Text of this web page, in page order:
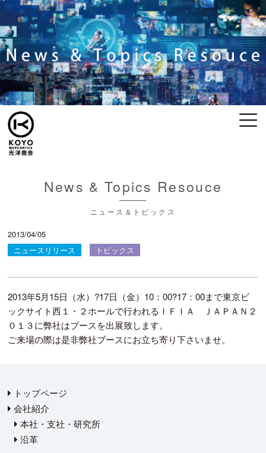
News & Topics Resouce
ニュース＆トピックス
2013/04/05
ニュースリリース
トピックス
2013年5月15日（水）?17日（金）10：00?17：00まで東京ビ
ックサイト西１・２ホールで行われるＩＦＩＡ ＪＡＰＡＮ２
０１３に弊社はブースを出展致します。
ご来場の際は是非弊社ブースにお立ち寄り下さいませ。
トップページ
会社紹介
本社・支社・研究所
沿革